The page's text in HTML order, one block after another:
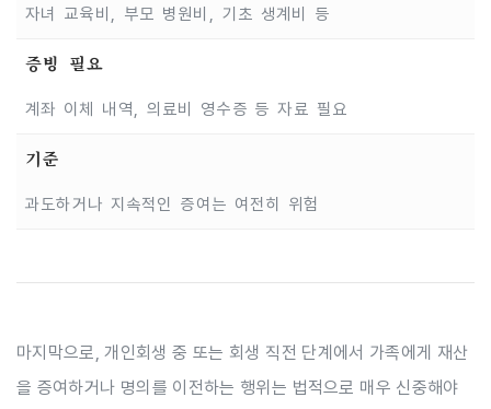
자녀 교육비, 부모 병원비, 기초 생계비 등
증빙 필요
계좌 이체 내역, 의료비 영수증 등 자료 필요
기준
과도하거나 지속적인 증여는 여전히 위험
마지막으로, 개인회생 중 또는 회생 직전 단계에서 가족에게 재산
을 증여하거나 명의를 이전하는 행위는 법적으로 매우 신중해야